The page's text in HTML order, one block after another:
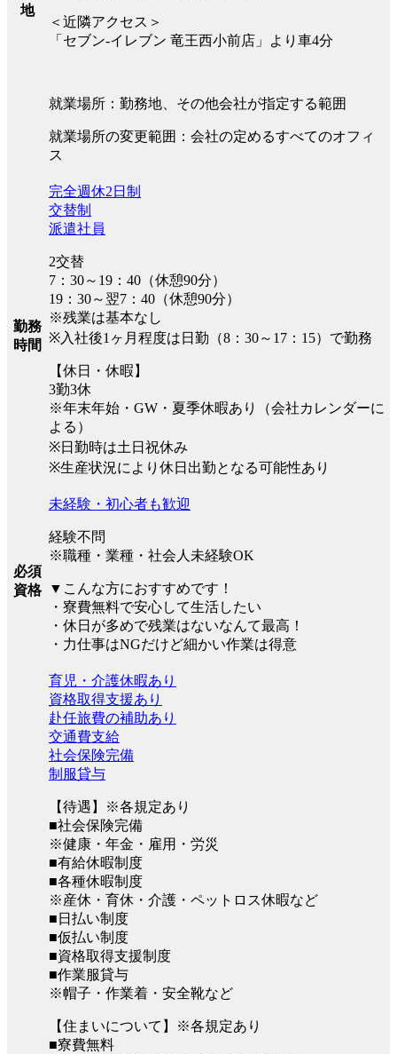
地
＜近隣アクセス＞
「セブン-イレブン 竜王西小前店」より車4分
就業場所：勤務地、その他会社が指定する範囲
就業場所の変更範囲：会社の定めるすべてのオフィ
ス
勤務
時間
完全週休2日制
交替制
派遣社員
2交替
7：30～19：40（休憩90分）
19：30～翌7：40（休憩90分）
※残業は基本なし
※入社後1ヶ月程度は日勤（8：30～17：15）で勤務
【休日・休暇】
3勤3休
※年末年始・GW・夏季休暇あり（会社カレンダーに
よる）
※日勤時は土日祝休み
※生産状況により休日出勤となる可能性あり
必須
資格
未経験・初心者も歓迎
経験不問
※職種・業種・社会人未経験OK
▼こんな方におすすめです！
・寮費無料で安心して生活したい
・休日が多めで残業はないなんて最高！
・力仕事はNGだけど細かい作業は得意
育児・介護休暇あり
資格取得支援あり
赴任旅費の補助あり
交通費支給
社会保険完備
制服貸与
【待遇】※各規定あり
■社会保険完備
※健康・年金・雇用・労災
■有給休暇制度
■各種休暇制度
※産休・育休・介護・ペットロス休暇など
■日払い制度
■仮払い制度
■資格取得支援制度
■作業服貸与
※帽子・作業着・安全靴など
【住まいについて】※各規定あり
■寮費無料